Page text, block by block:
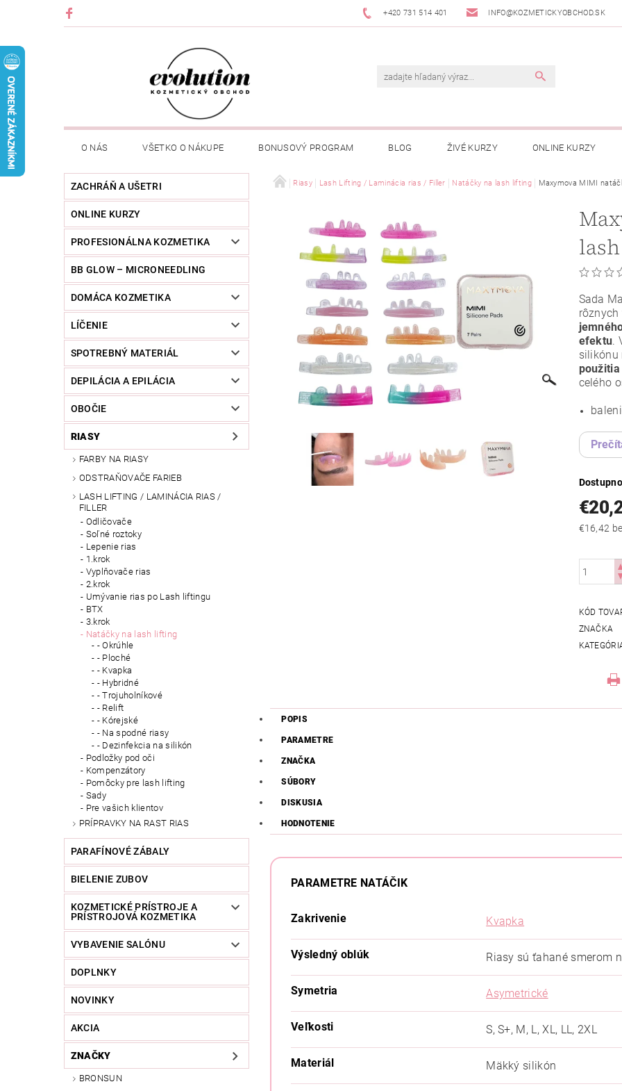
+420 731 514 401 INFO@KOZMETICKYOBCHOD.SK
O NÁS VŠETKO O NÁKUPE BONUSOVÝ PROGRAM BLOG ŽIVÉ KURZY ONLINE KURZY
ZACHRÁŇ A UŠETRI
ONLINE KURZY
PROFESIONÁLNA KOZMETIKA
BB GLOW – MICRONEEDLING
DOMÁCA KOZMETIKA
LÍČENIE
SPOTREBNÝ MATERIÁL
DEPILÁCIA A EPILÁCIA
OBOČIE
RIASY
FARBY NA RIASY
ODSTRAŇOVAČE FARIEB
LASH LIFTING / LAMINÁCIA RIAS /
FILLER
Odličovače
Soľné roztoky
Lepenie rias
1.krok
Vyplňovače rias
2.krok
Umývanie rias po Lash liftingu
BTX
3.krok
Natáčky na lash lifting
- Okrúhle
- Ploché
- Kvapka
- Hybridné
- Trojuholníkové
- Relift
- Kórejské
- Na spodné riasy
- Dezinfekcia na silikón
Podložky pod oči
Kompenzátory
Pomôcky pre lash lifting
Sady
Pre vašich klientov
PRÍPRAVKY NA RAST RIAS
PARAFÍNOVÉ ZÁBALY
BIELENIE ZUBOV
KOZMETICKÉ PRÍSTROJE A
PRÍSTROJOVÁ KOZMETIKA
VYBAVENIE SALÓNU
DOPLNKY
NOVINKY
AKCIA
ZNAČKY
BRONSUN
Riasy Lash Lifting / Laminácia rias / Filler Natáčky na lash lifting Maxymova MIMI
Sada
efektu.
silikónu
celého
KÓD
ZNAČKA
POPIS
PARAMETRE
ZNAČKA
SÚBORY
DISKUSIA
HODNOTENIE
PARAMETRE NATÁČIK
Zakrivenie Kvapka
Výsledný oblúk Riasy sú ťahané smerom
Symetria Asymetrické
Veľkosti S, S+, M, L, XL, LL, 2XL
Materiál Mäkký silikón